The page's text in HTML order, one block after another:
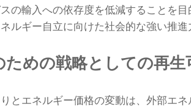
の輸入への依存度を低減することを
ルギー自立に向けた社会的な強い推進
ための戦略としての再
とエネルギー価格の変動は、外部エ